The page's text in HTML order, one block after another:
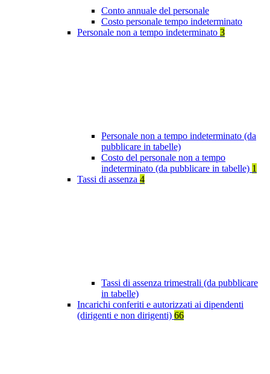
Conto annuale del personale
Costo personale tempo indeterminato
Personale non a tempo indeterminato 3
Personale non a tempo indeterminato (da
pubblicare in tabelle)
Costo del personale non a tempo
indeterminato (da pubblicare in tabelle) 1
Tassi di assenza 4
Tassi di assenza trimestrali (da pubblicare
in tabelle)
Incarichi conferiti e autorizzati ai dipendenti
(dirigenti e non dirigenti) 66